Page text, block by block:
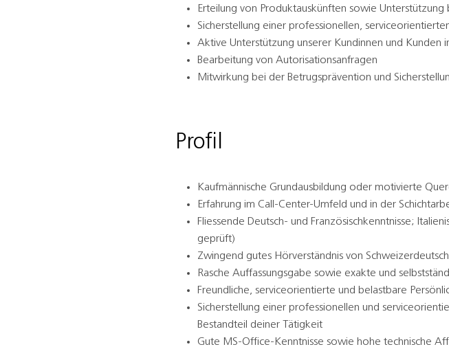
Erteilung von Produktauskünften sowie
Sicherstellung einer professionellen,
Aktive Unterstützung unserer Kundinnen und
Bearbeitung von Autorisationsanfragen
Mitwirkung bei der Betrugsprävention und
Profil
Kaufmännische Grundausbildung oder motivierte
Erfahrung im Call-Center-Umfeld und in der
Fliessende Deutsch- und Französischkenntnisse;
geprüft)
Zwingend gutes Hörverständnis von Schweizerdeutsch
Rasche Auffassungsgabe sowie exakte und
Freundliche, serviceorientierte und belastbare
Sicherstellung einer professionellen und
Bestandteil deiner Tätigkeit
Gute MS-Office-Kenntnisse sowie hohe technische